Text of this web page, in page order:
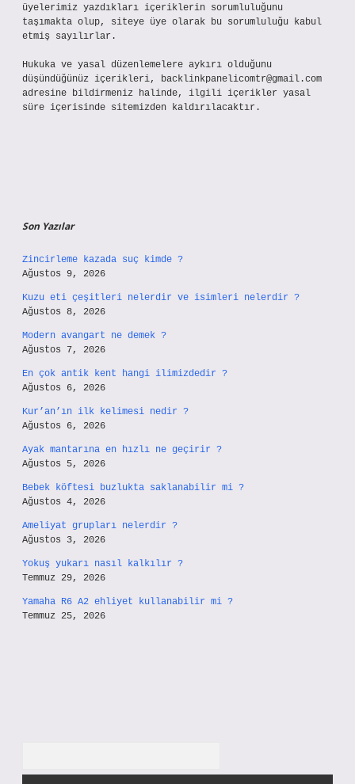
üyelerimiz yazdıkları içeriklerin sorumluluğunu
taşımakta olup, siteye üye olarak bu sorumluluğu kabul
etmiş sayılırlar.
Hukuka ve yasal düzenlemelere aykırı olduğunu
düşündüğünüz içerikleri, backlinkpanelicomtr@gmail.com
adresine bildirmeniz halinde, ilgili içerikler yasal
süre içerisinde sitemizden kaldırılacaktır.
Son Yazılar
Zincirleme kazada suç kimde ?
Ağustos 9, 2026
Kuzu eti çeşitleri nelerdir ve isimleri nelerdir ?
Ağustos 8, 2026
Modern avangart ne demek ?
Ağustos 7, 2026
En çok antik kent hangi ilimizdedir ?
Ağustos 6, 2026
Kur’an’ın ilk kelimesi nedir ?
Ağustos 6, 2026
Ayak mantarına en hızlı ne geçirir ?
Ağustos 5, 2026
Bebek köftesi buzlukta saklanabilir mi ?
Ağustos 4, 2026
Ameliyat grupları nelerdir ?
Ağustos 3, 2026
Yokuş yukarı nasıl kalkılır ?
Temmuz 29, 2026
Yamaha R6 A2 ehliyet kullanabilir mi ?
Temmuz 25, 2026